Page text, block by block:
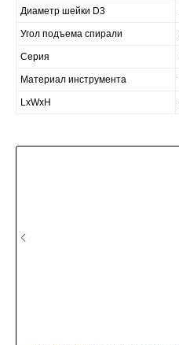
Диаметр шейки D3
Угол подъема спирали
Серия
Материал инструмента
LxWxH